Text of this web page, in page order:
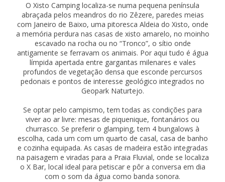
O Xisto Camping localiza-se numa pequena península
abraçada pelos meandros do rio Zêzere, paredes meias
com Janeiro de Baixo, uma pitoresca Aldeia do Xisto, onde
a memória perdura nas casas de xisto amarelo, no moinho
escavado na rocha ou no “Tronco”, o sítio onde
antigamente se ferravam os animais. Por aqui tudo é água
límpida apertada entre gargantas milenares e vales
profundos de vegetação densa que esconde percursos
pedonais e pontos de interesse geológico integrados no
Geopark Naturtejo.
Se optar pelo campismo, tem todas as condições para
viver ao ar livre: mesas de piquenique, fontanários ou
churrasco. Se preferir o glamping, tem 4 bungalows à
escolha, cada um com um quarto de casal, casa de banho
e cozinha equipada. As casas de madeira estão integradas
na paisagem e viradas para a Praia Fluvial, onde se localiza
o X Bar, local ideal para petiscar e pôr a conversa em dia
com o som da água como banda sonora.